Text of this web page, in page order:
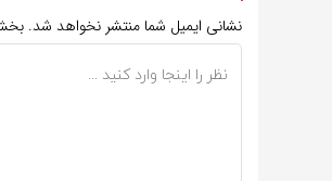
نشانی ایمیل شما منتشر نخواهد شد.